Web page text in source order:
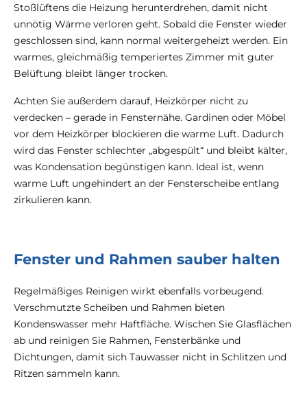
Stoßlüftens die Heizung herunterdrehen, damit nicht
unnötig Wärme verloren geht. Sobald die Fenster wieder
geschlossen sind, kann normal weitergeheizt werden. Ein
warmes, gleichmäßig temperiertes Zimmer mit guter
Belüftung bleibt länger trocken.
Achten Sie außerdem darauf, Heizkörper nicht zu
verdecken – gerade in Fensternähe. Gardinen oder Möbel
vor dem Heizkörper blockieren die warme Luft. Dadurch
wird das Fenster schlechter „abgespült“ und bleibt kälter,
was Kondensation begünstigen kann. Ideal ist, wenn
warme Luft ungehindert an der Fensterscheibe entlang
zirkulieren kann.
Fenster und Rahmen sauber halten
Regelmäßiges Reinigen wirkt ebenfalls vorbeugend.
Verschmutzte Scheiben und Rahmen bieten
Kondenswasser mehr Haftfläche. Wischen Sie Glasflächen
ab und reinigen Sie Rahmen, Fensterbänke und
Dichtungen, damit sich Tauwasser nicht in Schlitzen und
Ritzen sammeln kann.